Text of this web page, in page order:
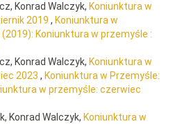
Konrad Walczyk, Koniunktura w
2019 , Koniunktura w
(2019): Koniunktura w przemyśle :
Konrad Walczyk, Koniunktura w
2023 , Koniunktura w Przemyśle:
w przemyśle: czerwiec
Konrad Walczyk, Koniunktura w